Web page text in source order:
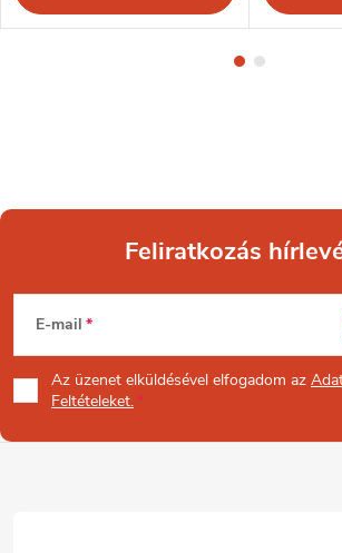
L
á
b
Feliratkozás
E-mail
Az üzenet elküldésével elfogadom az
Feltételeket.